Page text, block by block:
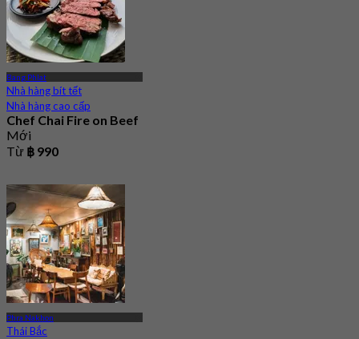
Bang Phlat
Nhà hàng bít tết
Nhà hàng cao cấp
Chef Chai Fire on Beef
Mới
Từ ฿ 990
Phra Nakhon
Thái Bắc